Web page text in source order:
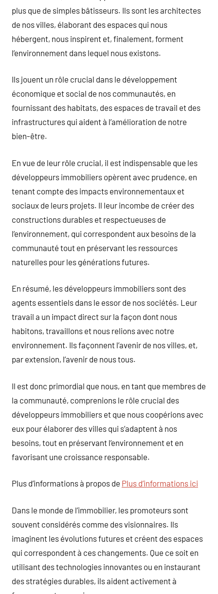
plus que de simples bâtisseurs. Ils sont les architectes
de nos villes, élaborant des espaces qui nous
hébergent, nous inspirent et, finalement, forment
l’environnement dans lequel nous existons.
Ils jouent un rôle crucial dans le développement
économique et social de nos communautés, en
fournissant des habitats, des espaces de travail et des
infrastructures qui aident à l’amélioration de notre
bien-être.
En vue de leur rôle crucial, il est indispensable que les
développeurs immobiliers opèrent avec prudence, en
tenant compte des impacts environnementaux et
sociaux de leurs projets. Il leur incombe de créer des
constructions durables et respectueuses de
l’environnement, qui correspondent aux besoins de la
communauté tout en préservant les ressources
naturelles pour les générations futures.
En résumé, les développeurs immobiliers sont des
agents essentiels dans le essor de nos sociétés. Leur
travail a un impact direct sur la façon dont nous
habitons, travaillons et nous relions avec notre
environnement. Ils façonnent l’avenir de nos villes, et,
par extension, l’avenir de nous tous.
Il est donc primordial que nous, en tant que membres de
la communauté, comprenions le rôle crucial des
développeurs immobiliers et que nous coopérions avec
eux pour élaborer des villes qui s’adaptent à nos
besoins, tout en préservant l’environnement et en
favorisant une croissance responsable.
Plus d’informations à propos de Plus d’informations ici
Dans le monde de l’immobilier, les promoteurs sont
souvent considérés comme des visionnaires. Ils
imaginent les évolutions futures et créent des espaces
qui correspondent à ces changements. Que ce soit en
utilisant des technologies innovantes ou en instaurant
des stratégies durables, ils aident activement à